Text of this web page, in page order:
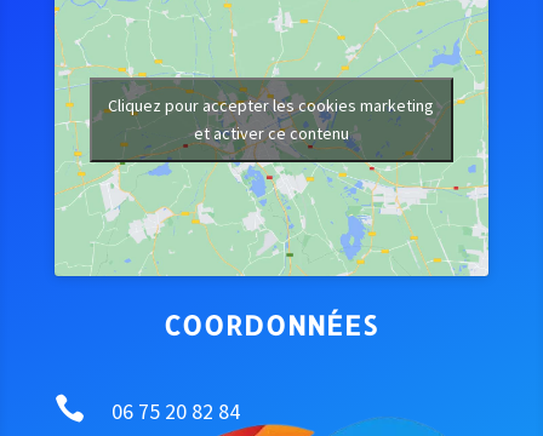
Cliquez pour accepter les cookies marketing
et activer ce contenu
COORDONNÉES
 06 75 20 82 84